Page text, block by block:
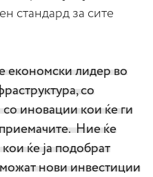
стандард за сите
економски лидер во
со
иновации кои ќе ги
Ние ќе
ќе ја подобрат
нови инвестиции